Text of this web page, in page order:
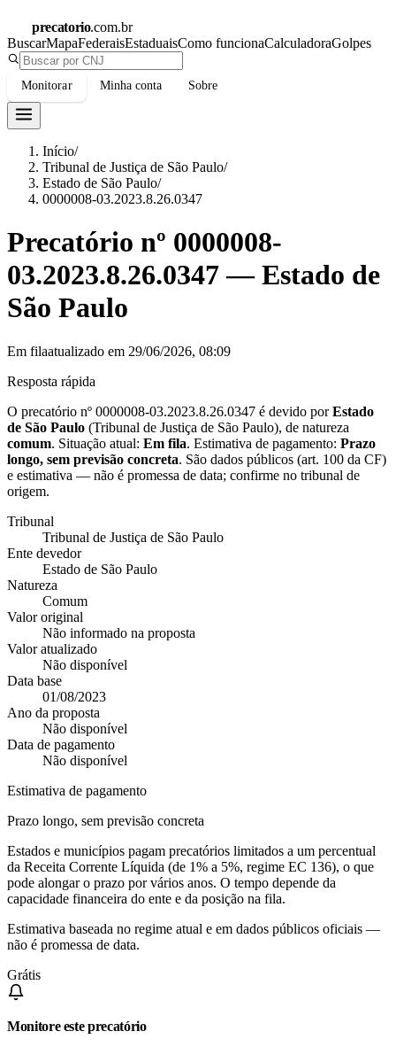
precatorio.com.br
BuscarMapaFederaisEstaduaisComo funcionaCalculadoraGolpes
Monitorar Minha conta Sobre
Início/
Tribunal de Justiça de São Paulo/
Estado de São Paulo/
0000008-03.2023.8.26.0347
Precatório nº 0000008-
03.2023.8.26.0347—Estado de
São Paulo
Em filaatualizado em 29/06/2026, 08:09
Resposta rápida
O precatório nº 0000008-03.2023.8.26.0347 é devido porEstado
de São Paulo (Tribunal de Justiça de São Paulo), de natureza
comum. Situação atual: Em fila. Estimativa de pagamento: Prazo
longo, sem previsão concreta. São dados públicos (art. 100 da CF)
e estimativa — não é promessa de data; confirme no tribunal de
origem.
Tribunal
Tribunal de Justiça de São Paulo
Ente devedor
Estado de São Paulo
Natureza
Comum
Valor original
Não informado na proposta
Valor atualizado
Não disponível
Data base
01/08/2023
Ano da proposta
Não disponível
Data de pagamento
Não disponível
Estimativa de pagamento
Prazo longo, sem previsão concreta
Estados e municípios pagam precatórios limitados a um percentual
da Receita Corrente Líquida (de 1% a 5%, regime EC 136), o que
pode alongar o prazo por vários anos. O tempo depende da
capacidade financeira do ente e da posição na fila.
Estimativa baseada no regime atual e em dados públicos oficiais —
não é promessa de data.
Grátis
Monitore este precatório